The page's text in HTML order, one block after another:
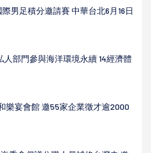
男足積分邀請賽 中華台北6月16日
人部門參與海洋環境永續 14經濟體
樂宴會館 邀55家企業徵才逾2000